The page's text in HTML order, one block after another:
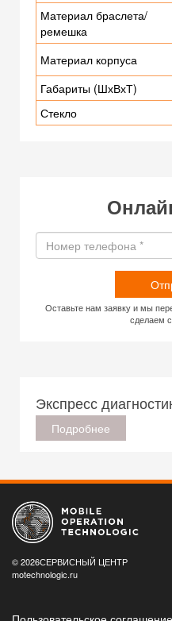
Материал браслета/
ремешка
Материал корпуса
Габариты (ШхВхТ)
Стекло
Оставьте нам заявку и мы
сделаем
Экспресс
Подробнее
© 2026СЕРВИСНЫЙ ЦЕНТР
motechnologic.ru